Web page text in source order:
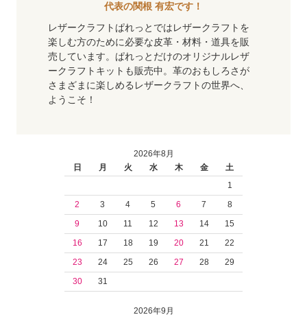
代表の関根 有宏です！
レザークラフトぱれっとではレザークラフトを
楽しむ方のために必要な皮革・材料・道具を販
売しています。ぱれっとだけのオリジナルレザ
ークラフトキットも販売中。革のおもしろさが
さまざまに楽しめるレザークラフトの世界へ、
ようこそ！
2026年8月
日
月 火 水 木 金
土
1
2
3 4 5 6 7
8
9
10 11 12 13 14
15
16
17 18 19 20 21
22
23
24 25 26 27 28
29
30
31
2026年9月